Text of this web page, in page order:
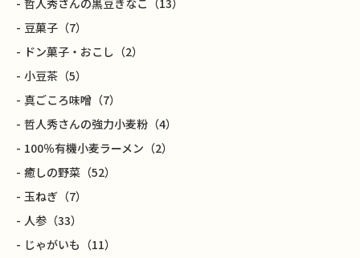
哲人秀さんの黒豆きなこ （13）
豆菓子 （7）
ドン菓子・おこし （2）
小豆茶 （5）
真ごころ味噌 （7）
哲人秀さんの強力小麦粉 （4）
100％有機小麦ラーメン （2）
癒しの野菜 （52）
玉ねぎ （7）
人参 （33）
じゃがいも （11）